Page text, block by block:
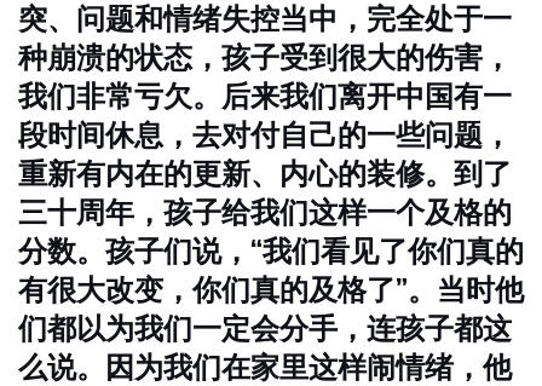
突、问题和情绪失控当中，完全处于一
种崩溃的状态，孩子受到很大的伤害，
我们非常亏欠。后来我们离开中国有一
段时间休息，去对付自己的一些问题，
重新有内在的更新、内心的装修。到了
三十周年，孩子给我们这样一个及格的
分数。孩子们说，“我们看见了你们真的
有很大改变，你们真的及格了”。当时他
们都以为我们一定会分手，连孩子都这
么说。因为我们在家里这样闹情绪，他